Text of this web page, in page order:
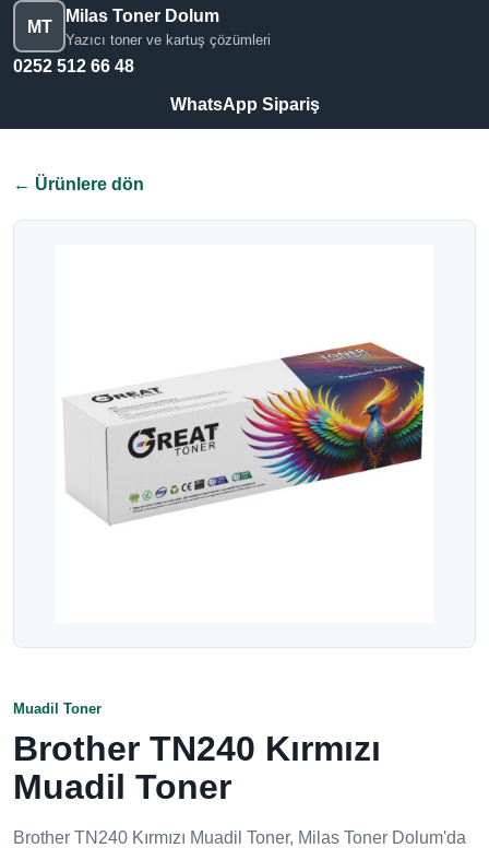
MT
Milas Toner Dolum
Yazıcı toner ve kartuş çözümleri
0252 512 66 48
WhatsApp Sipariş
← Ürünlere dön
Muadil Toner
Brother TN240 Kırmızı
Muadil Toner
Brother TN240 Kırmızı Muadil Toner, Milas Toner Dolum'da